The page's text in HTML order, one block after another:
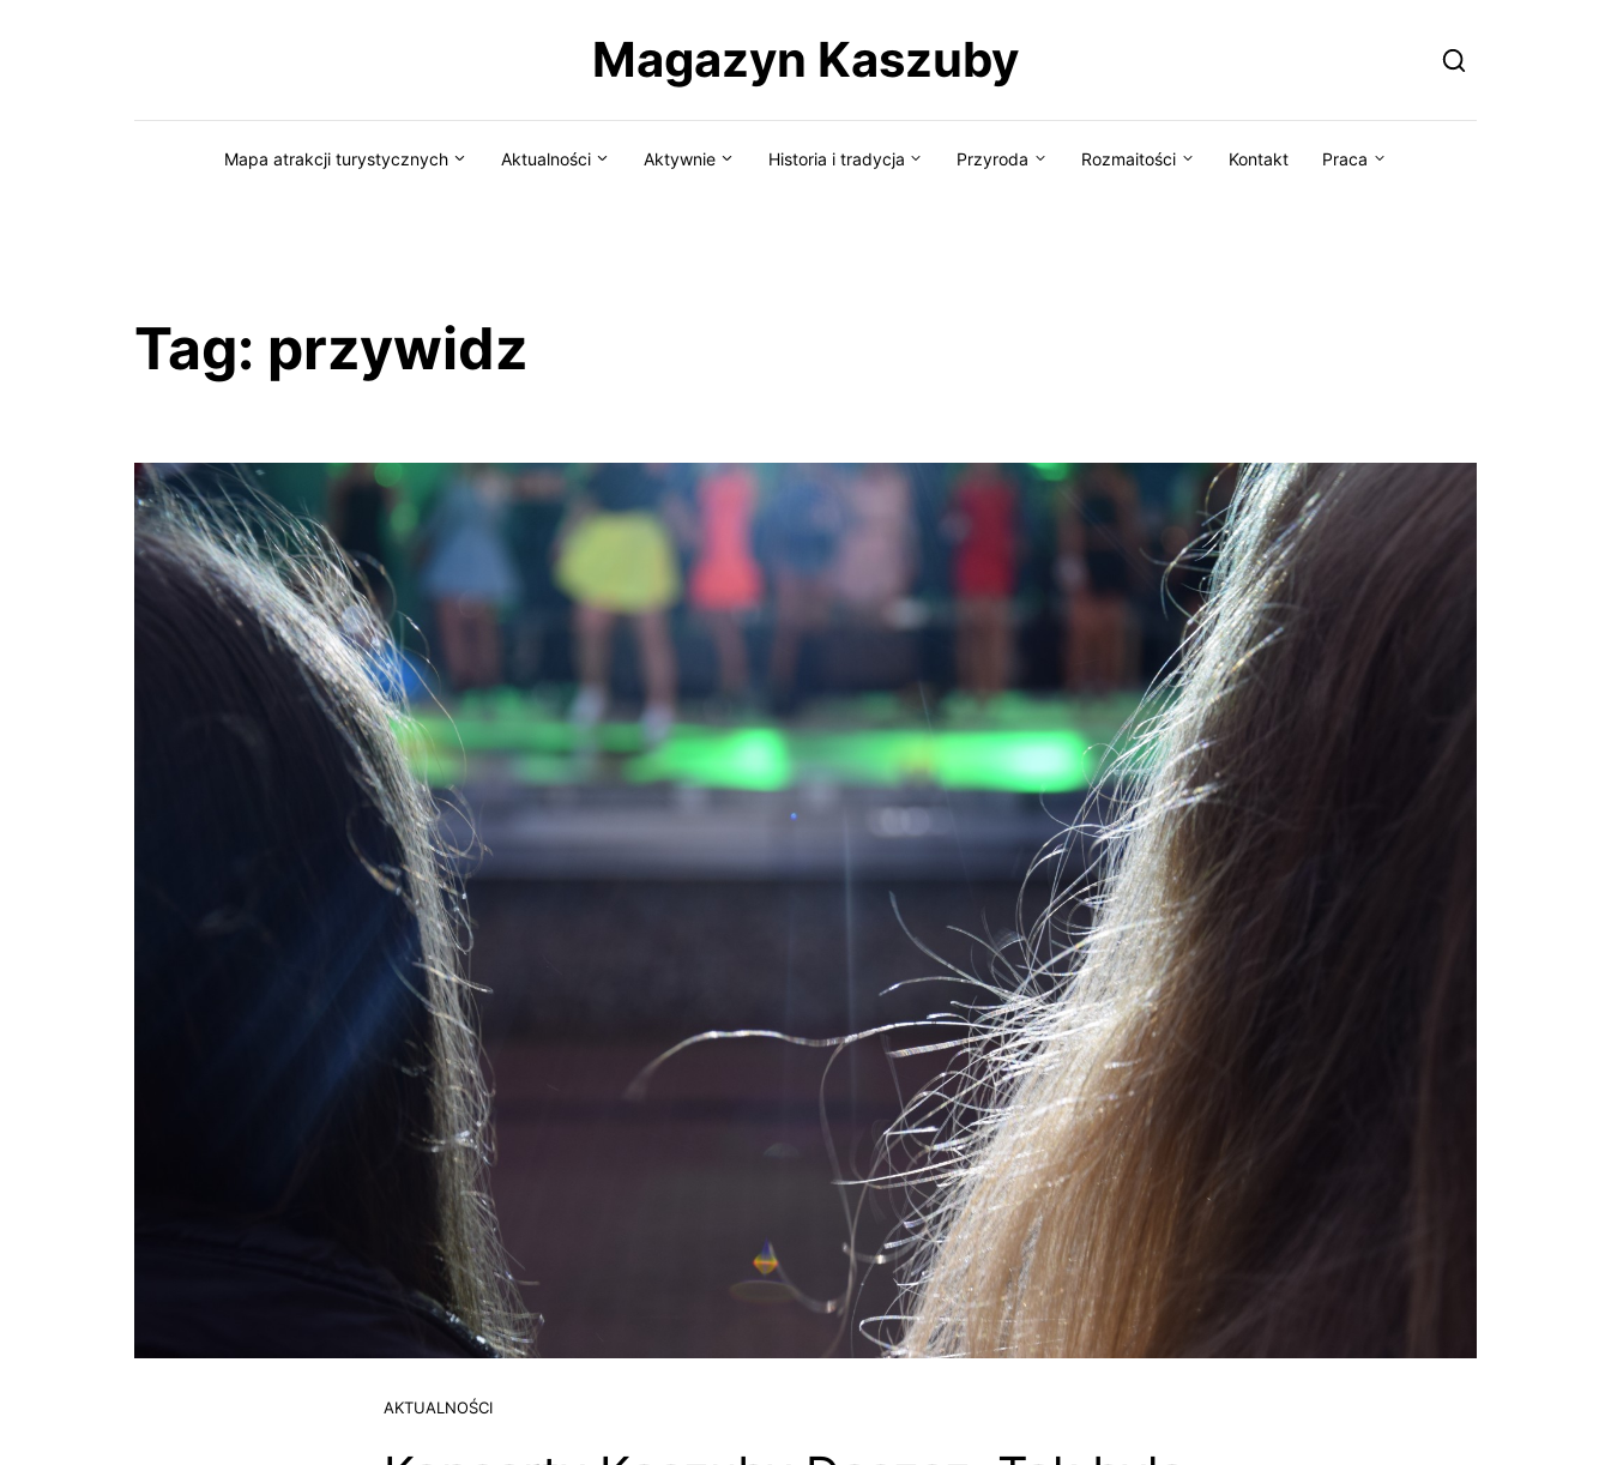
Magazyn Kaszuby
Mapa atrakcji turystycznych Aktualności Aktywnie Historia i tradycja Przyroda Rozmaitości Kontakt Praca
Tag: przywidz
AKTUALNOŚCI